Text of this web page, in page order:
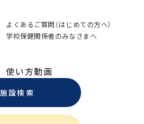
よくあるご質問（はじめての方へ）
学校保健関係者のみなさまへ
使い方動画
設検索